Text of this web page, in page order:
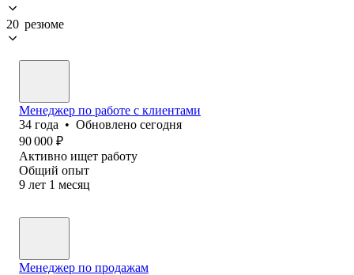
20 резюме
Менеджер по работе с клиентами
34 года • Обновлено сегодня
90 000 ₽
Активно ищет работу
Общий опыт
9 лет 1 месяц
Менеджер по продажам